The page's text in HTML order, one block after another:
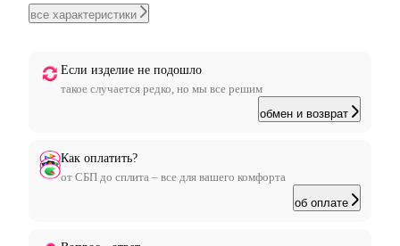
все характеристики
Если изделие не подошло
такое случается редко, но мы все решим
обмен и возврат
Как оплатить?
от СБП до сплита – все для вашего комфорта
об оплате